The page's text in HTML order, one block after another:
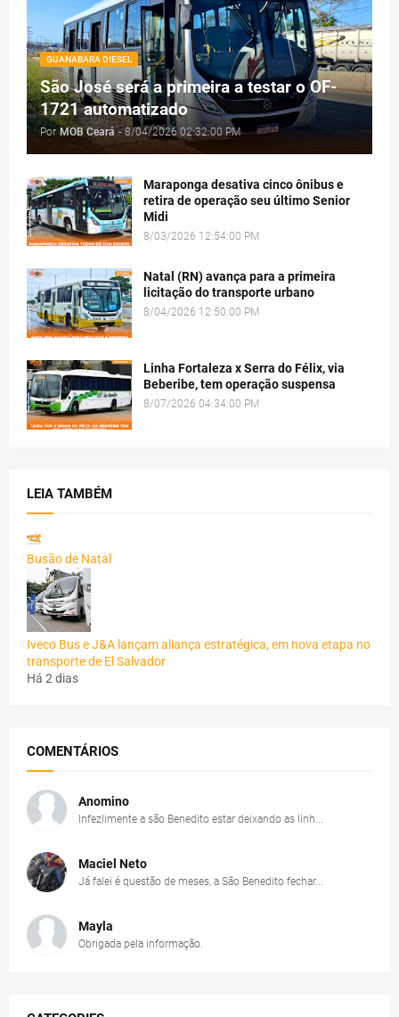
GUANABARA DIESEL
São José será a primeira a testar o OF-
1721 automatizado
Por MOB Ceará - 8/04/2026 02:32:00 PM
Maraponga desativa cinco ônibus e
retira de operação seu último Senior
Midi
8/03/2026 12:54:00 PM
Natal (RN) avança para a primeira
licitação do transporte urbano
8/04/2026 12:50:00 PM
Linha Fortaleza x Serra do Félix, via
Beberibe, tem operação suspensa
8/07/2026 04:34:00 PM
LEIA TAMBÉM
Busão de Natal
Iveco Bus e J&A lançam aliança estratégica, em nova etapa no
transporte de El Salvador
Há 2 dias
COMENTÁRIOS
Anomino
Infezlimente a são Benedito estar deixando as linh...
Maciel Neto
Já falei é questão de meses, a São Benedito fechar...
Mayla
Obrigada pela informação.